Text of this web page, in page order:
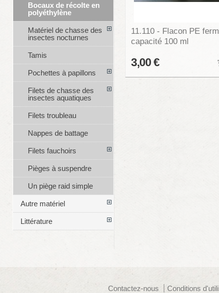
11.110 - Flacon PE
capacité 100 ml
3,00 €
Bocaux de récolte en
polyéthylène
Matériel de chasse des
insectes nocturnes
Tamis
Pochettes à papillons
Filets de chasse des
insectes aquatiques
Filets troubleau
Nappes de battage
Filets fauchoirs
Pièges à suspendre
Un piège raid simple
Autre matériel
Littérature
Contactez-nous Conditions